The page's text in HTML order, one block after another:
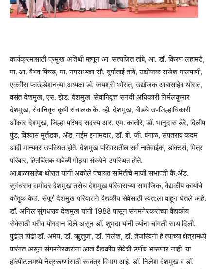
कार्यक्रमासाठी प्रमुख अतिथी म्हणून आ. सत्यजित तांबे, आ. डॉ. किरण लहामटे,
मा. आ. वैभव पिचड, मा. नगराध्यक्षा सौ. दुर्गाताई तांबे, उद्योजक राजेश मालपाणी,
एकवीरा फाऊंडेशनच्या अध्यक्षा डॉ. जयश्री थोरात, उद्योजक आबासाहेब थोरात,
वसंत देशमुख, एस. झेड. देशमुख, सेवानिवृत्त सनदी अधिकारी निर्मलकुमार
देशमुख, सेवानिवृत्त कृषी संचालक के. व्ही. देशमुख, बीडचे उपजिल्हाधिकारी
ओंकार देशमुख, जिल्हा परिषद सदस्य आर. एम. कातोरे, डॉ. भानुदास डेरे, दिलीप
पुंड, विश्‍वास मुर्तडक, अ‍ॅड. नईम इनामदार, डॉ. बी. जी. बंगाळ, संपतराव कदम
आदी मान्यवर उपस्थित होते. देशमुख परिवारातील सर्व नातेवाईक, डॉक्टर्स, मित्र
परिवार, हितचिंतक यावेळी मोठ्या संख्येने उपस्थित होते.
आ.बाळासाहेब थोरात यांनी अकोले पंचायत समितीचे माजी सभापती कै.अ‍ॅड.
सुगंधराव दामोदर देशमुख तसेच देशमुख परिवाराच्या सामाजिक, वैद्यकीय कार्याचे
कौतुक केले. संपूर्ण देशमुख परिवाराने वैद्यकीय सेवेसाठी स्वत:ला वाहून घेतले आहे.
डॉ. अनिल सुंगधराव देशमुख यांनी 1988 पासून संगमनेरकरांच्या वैद्यकीय
सेवेसाठी भरीव योगदान दिले असून डॉ. शुभदा यांनी त्यांना चांगली साथ दिली.
पुढील पिढी डॉ. अमेय, डॉ. ऋुतुजा, डॉ. निलेश, डॉ. तेजस्विनी हे त्यांच्या क्षेत्रामध्ये
पारंगत असून संगमनेरकरांना आता वैद्यकीय सेवेची उणीव भासणार नाही. या
हॉस्पीटलमध्ये नेत्ररूग्णांसाठी स्वतंत्र विभाग आहे. डॉ. निलेश देशमुख व डॉ.